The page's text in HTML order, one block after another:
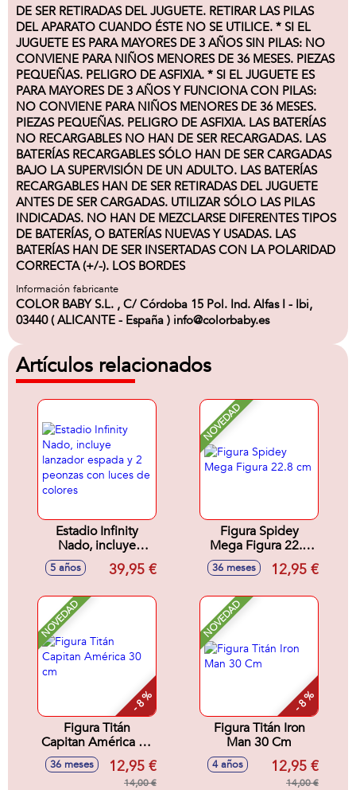
DE SER RETIRADAS DEL JUGUETE. RETIRAR LAS PILAS
DEL APARATO CUANDO ÉSTE NO SE UTILICE. * SI EL
JUGUETE ES PARA MAYORES DE 3 AÑOS SIN PILAS: NO
CONVIENE PARA NIÑOS MENORES DE 36 MESES. PIEZAS
PEQUEÑAS. PELIGRO DE ASFIXIA. * SI EL JUGUETE ES
PARA MAYORES DE 3 AÑOS Y FUNCIONA CON PILAS:
NO CONVIENE PARA NIÑOS MENORES DE 36 MESES.
PIEZAS PEQUEÑAS. PELIGRO DE ASFIXIA. LAS BATERÍAS
NO RECARGABLES NO HAN DE SER RECARGADAS. LAS
BATERÍAS RECARGABLES SÓLO HAN DE SER CARGADAS
BAJO LA SUPERVISIÓN DE UN ADULTO. LAS BATERÍAS
RECARGABLES HAN DE SER RETIRADAS DEL JUGUETE
ANTES DE SER CARGADAS. UTILIZAR SÓLO LAS PILAS
INDICADAS. NO HAN DE MEZCLARSE DIFERENTES TIPOS
DE BATERÍAS, O BATERÍAS NUEVAS Y USADAS. LAS
BATERÍAS HAN DE SER INSERTADAS CON LA POLARIDAD
CORRECTA (+/-). LOS BORDES
Información fabricante
COLOR BABY S.L. , C/ Córdoba 15 Pol. Ind. Alfas I - Ibi,
03440 ( ALICANTE - España ) info@colorbaby.es
Artículos relacionados
Estadio Infinity
Nado, incluye
lanzador espada y
2 peonzas con
5 años 39,95 €
NOVEDAD
Figura Spidey
Mega Figura 22.8
cm
36 meses 12,95 €
NOVEDAD
- 8 %
Figura Titán
Capitan América 30
cm
36 meses 12,95 €
14,00 €
NOVEDAD
- 8 %
Figura Titán Iron
Man 30 Cm
4 años 12,95 €
14,00 €